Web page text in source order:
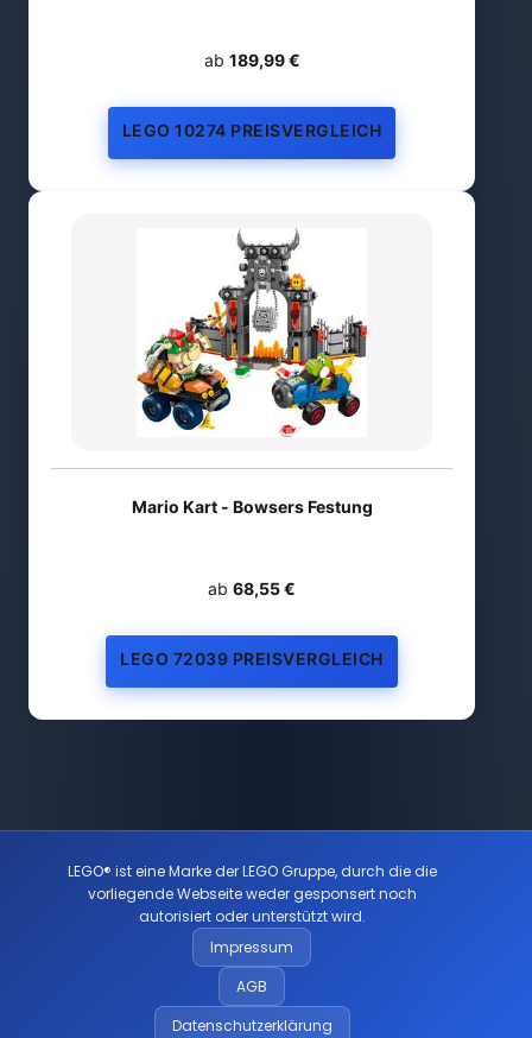
ab 189,99 €
LEGO 10274 PREISVERGLEICH
Mario Kart - Bowsers Festung
ab 68,55 €
LEGO 72039 PREISVERGLEICH
LEGO® ist eine Marke der LEGO Gruppe, durch die die
vorliegende Webseite weder gesponsert noch
autorisiert oder unterstützt wird.
Impressum
AGB
Datenschutzerklärung